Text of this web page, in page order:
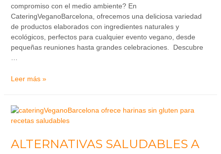
compromiso con el medio ambiente? En
CateringVeganoBarcelona, ofrecemos una deliciosa variedad
de productos elaborados con ingredientes naturales y
ecológicos, perfectos para cualquier evento vegano, desde
pequeñas reuniones hasta grandes celebraciones. Descubre
Leer más »
ALTERNATIVAS SALUDABLES A